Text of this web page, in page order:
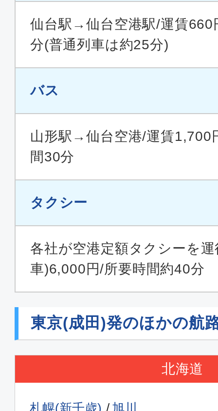
仙台駅→仙台空港駅/運賃660
分(普通列車は約25分)
バス
山形駅→仙台空港/運賃1,700
間30分
タクシー
各社が空港定額タクシーを
車)6,000円/所要時間約40分
東京(成田)発のほかの航
北海道
札幌(新千歳) 旭川